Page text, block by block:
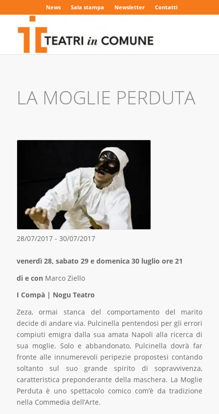
News Sala stampa Newsletter Contatti
LA MOGLIE PERDUTA
28/07/2017 - 30/07/2017
venerdì 28, sabato 29 e domenica 30 luglio ore 21
di e con Marco Ziello
I Compà | Nogu Teatro
Zeza, ormai stanca del comportamento del marito
decide di andare via. Pulcinella pentendosi per gli errori
compiuti emigra dalla sua amata Napoli alla ricerca di
sua moglie. Solo e abbandonato, Pulcinella dovrà far
fronte alle innumerevoli peripezie propostesi contando
soltanto sul suo grande spirito di sopravvivenza,
caratteristica preponderante della maschera. La Moglie
Perduta è uno spettacolo comico com’è da tradizione
nella Commedia dell’Arte.